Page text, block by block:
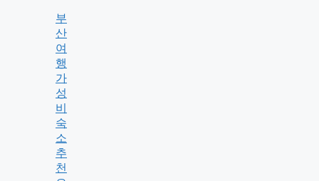
부
산
여
행
가
성
비
숙
소
추
천